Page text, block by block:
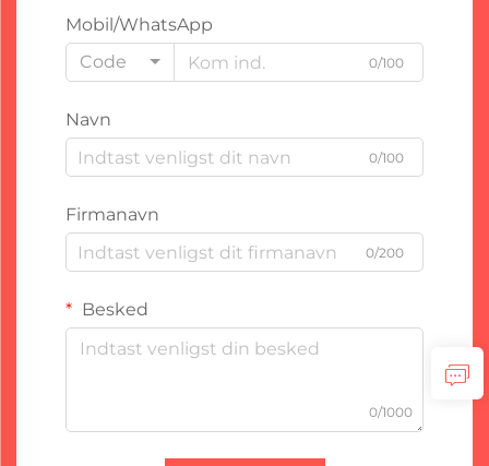
Mobil/WhatsApp
Code
0/100
Navn
0/100
Firmanavn
0/200
Besked
0/1000